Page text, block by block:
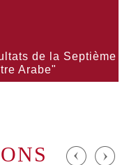
de la Septième
Arabe"